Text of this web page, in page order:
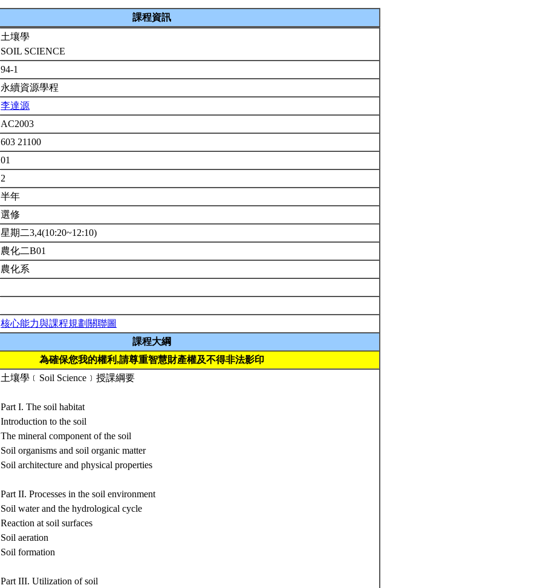
課程資訊
土壤學
SOIL SCIENCE
94-1
永續資源學程
李達源
AC2003
603 21100
01
2
半年
選修
星期二3,4(10:20~12:10)
農化二B01
農化系
核心能力與課程規劃關聯圖
課程大綱
為確保您我的權利,請尊重智慧財產權及不得非法影印
土壤學﹝Soil Science﹞授課綱要
Part I. The soil habitat
Introduction to the soil
The mineral component of the soil
Soil organisms and soil organic matter
Soil architecture and physical properties
Part II. Processes in the soil environment
Soil water and the hydrological cycle
Reaction at soil surfaces
Soil aeration
Soil formation
Part III. Utilization of soil